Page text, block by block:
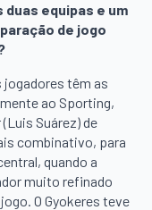
equipas e um
de jogo
jogadores têm as
ao Sporting,
Suárez) de
combinativo, para
quando a
muito refinado
O Gyokeres teve